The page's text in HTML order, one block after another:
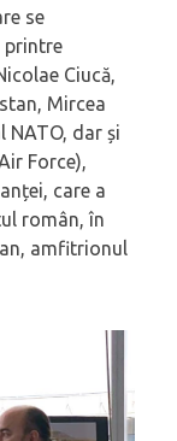
se
printre
Ciucă,
Mircea
NATO, dar și
Force),
care a
român, în
amfitrionul